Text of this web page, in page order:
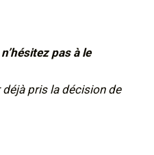
pas à le
déjà pris la décision de